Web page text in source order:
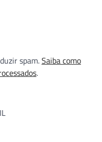
spam.Saiba como
.